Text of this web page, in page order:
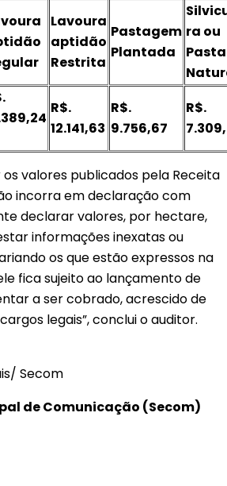
Lavoura
aptidão
Restrita
Pastagem
Plantada
ra ou
R$.
12.141,63
R$.
9.756,67
R$.
valores publicados pela Receita
incorra em declaração com
declarar valores, por hectare,
informações inexatas ou
os que estão expressos na
fica sujeito ao lançamento de
a ser cobrado, acrescido de
legais”, conclui o auditor.
Secom
de Comunicação (Secom)